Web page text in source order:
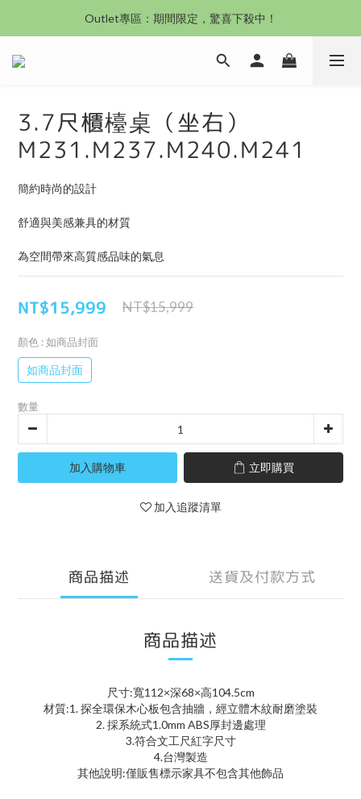
沙發新登場｜想躺就躺，頭等艙到商務艙一次擁有
Outlet專區：期間限定，驚喜下殺中！
沙發新登場｜想躺就躺，頭等艙到商務艙一次擁有
3.7尺櫃檯桌（坐右）
M231.M237.M240.M241
簡約時尚的設計
舒適與美感兼具的材質
為空間帶來高質感品味的氣息
NT$15,999 NT$15,999
顏色 : 如商品封面
如商品封面
數量
加入購物車 立即購買
加入追蹤清單
商品描述 送貨及付款方式
商品描述
尺寸:寬112×深68×高104.5cm
材質:1. 探全環保木心板包含抽牆，經立體木紋耐磨塗裝
2. 採系統式1.0mm ABS厚封邊處理
3.符合文工尺紅字尺寸
4.台灣製造
其他說明:僅販售標示家具不包含其他飾品